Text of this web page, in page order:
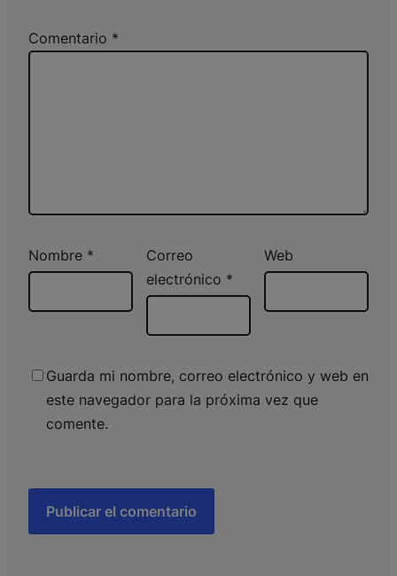
Comentario *
Nombre *
Correo
electrónico *
Web
Guarda mi nombre, correo electrónico y web en
este navegador para la próxima vez que
comente.